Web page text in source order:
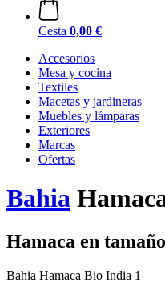
Cesta 0,00 €
Accesorios
Mesa y cocina
Textiles
Macetas y jardineras
Muebles y lámparas
Exteriores
Marcas
Ofertas
Bahia
Hamaca en
Bahia Hamaca Bio India 1